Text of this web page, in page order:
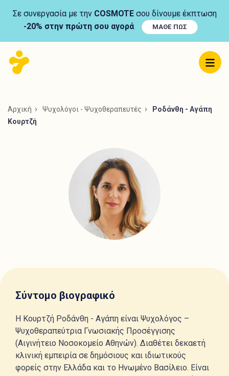
Σε συνεργασία με την COSMOTEσου δίνουμε έκπτωση
-20% στην πρώτη σου αγορά
ΜΑΘΕ ΠΩΣ
Αρχική Ψυχολόγοι - Ψυχοθεραπευτές
Ροδάνθη - Αγάπη
Κουρτζή
Σύντομο βιογραφικό
Η Κουρτζή Ροδάνθη - Αγάπη είναι Ψυχολόγος –
Ψυχοθεραπεύτρια Γνωσιακής Προσέγγισης
(Αιγινήτειο Νοσοκομείο Αθηνών). Διαθέτει δεκαετή
κλινική εμπειρία σε δημόσιους και ιδιωτικούς
φορείς στην Ελλάδα και το Ηνωμένο Βασίλειο. Είναι